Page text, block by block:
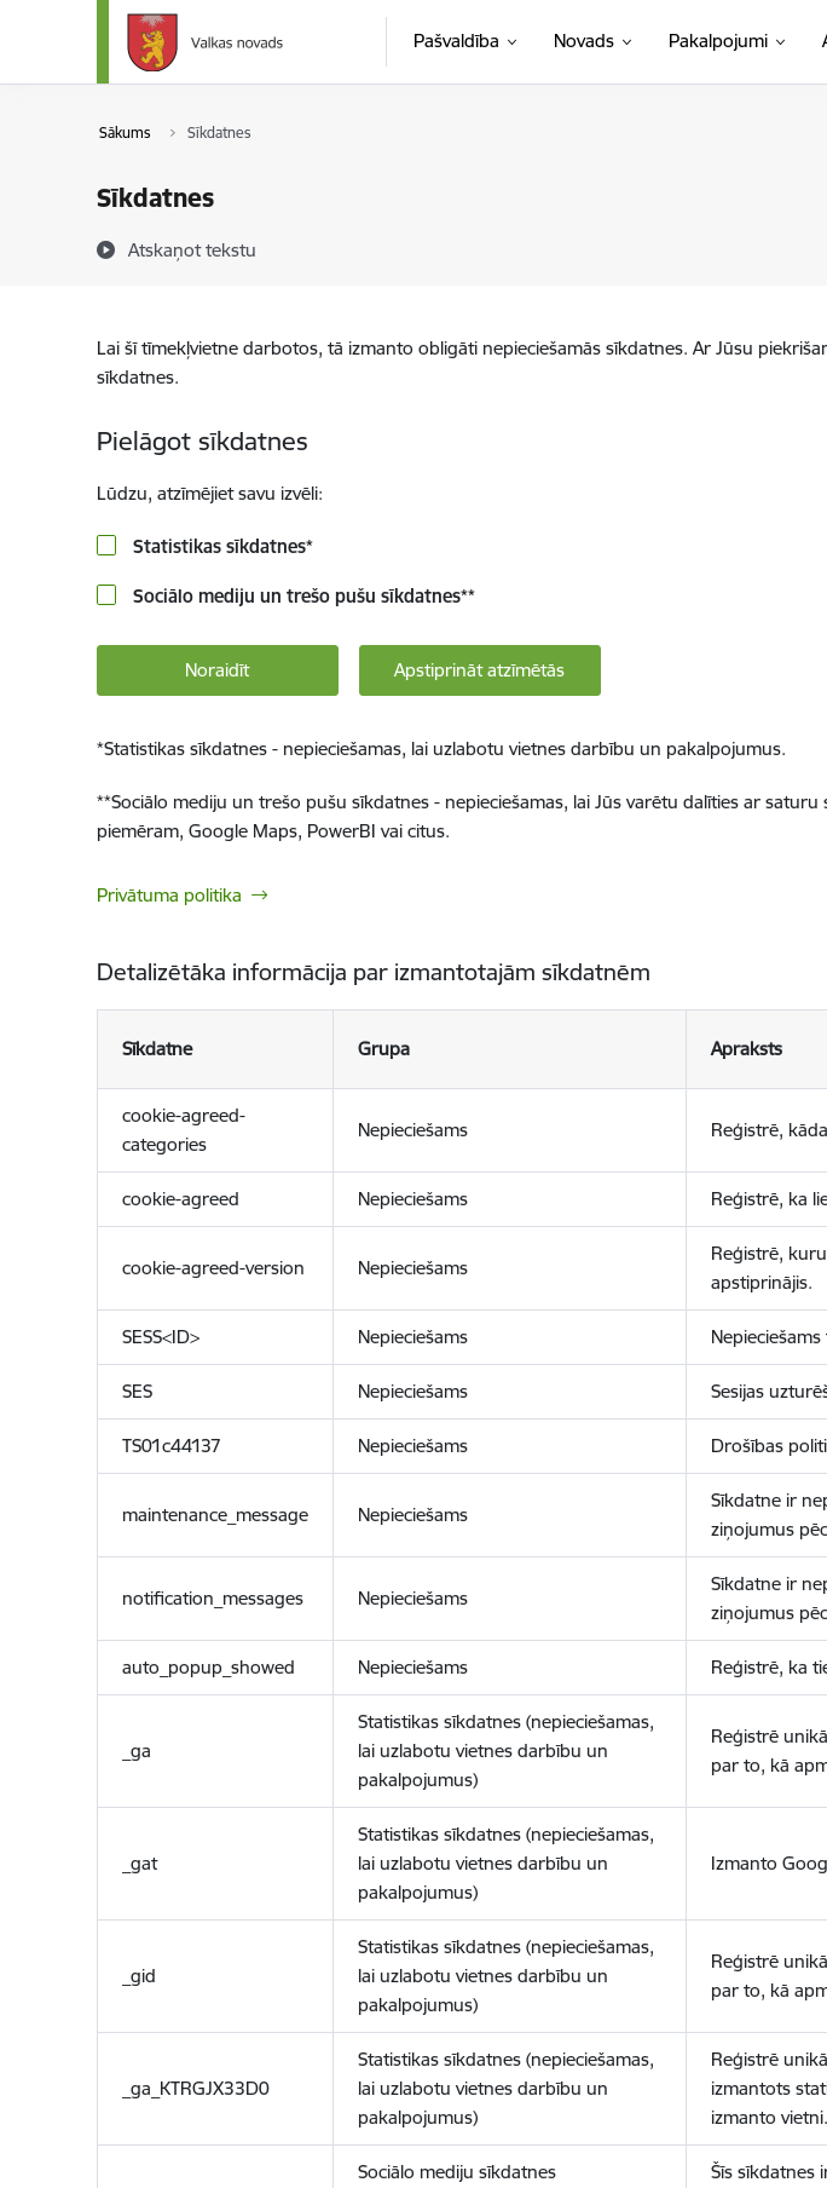
Pāriet uz lapas saturu
Pašvaldība Novads Pakalpojumi
Sākums Sīkdatnes
Sīkdatnes
Atskaņot tekstu
Lai šī tīmekļvietne darbotos, tā izmanto obligāti nepieciešamās sīkdatnes. Ar Jūsu
sīkdatnes.
Pielāgot sīkdatnes
Lūdzu, atzīmējiet savu izvēli:
Statistikas sīkdatnes*
Sociālo mediju un trešo pušu sīkdatnes**
Noraidīt Apstiprināt atzīmētās
*Statistikas sīkdatnes - nepieciešamas, lai uzlabotu vietnes darbību un pakalpojumus.
**Sociālo mediju un trešo pušu sīkdatnes - nepieciešamas, lai Jūs varētu dalīties ar
piemēram, Google Maps, PowerBI vai citus.
Privātuma politika
Detalizētāka informācija par izmantotajām sīkdatnēm
Sīkdatne Grupa Apraksts
cookie-agreed-
categories
Nepieciešams Reģistrē,
cookie-agreed Nepieciešams Reģistrē, ka
cookie-agreed-version Nepieciešams
Reģistrē,
apstiprinājis.
SESS<ID> Nepieciešams
SES Nepieciešams Sesijas
TS01c44137 Nepieciešams Drošības
maintenance_message Nepieciešams
Sīkdatne ir
ziņojumus
notification_messages Nepieciešams
Sīkdatne ir
ziņojumus
auto_popup_showed Nepieciešams Reģistrē, ka
_ga
Statistikas sīkdatnes (nepieciešamas,
lai uzlabotu vietnes darbību un
pakalpojumus)
Reģistrē
par to, kā
_gat
Statistikas sīkdatnes (nepieciešamas,
lai uzlabotu vietnes darbību un
pakalpojumus)
Izmanto
_gid
Statistikas sīkdatnes (nepieciešamas,
lai uzlabotu vietnes darbību un
pakalpojumus)
Reģistrē
par to, kā
_ga_KTRGJX33D0
Statistikas sīkdatnes (nepieciešamas,
lai uzlabotu vietnes darbību un
pakalpojumus)
Reģistrē
izmantots
izmanto vietni.
Sociālo mediju sīkdatnes
Šīs sīkdatnes